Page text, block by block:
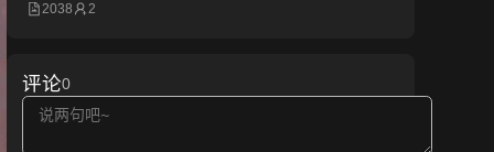
2038 2
评论0